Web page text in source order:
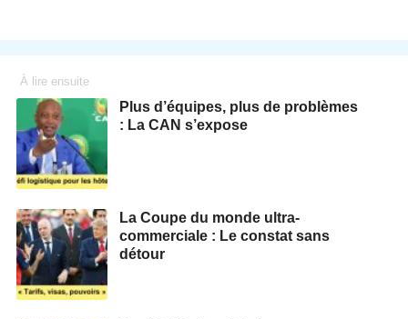
À lire ensuite
Plus d’équipes, plus de problèmes
: La CAN s’expose
La Coupe du monde ultra-
commerciale : Le constat sans
détour